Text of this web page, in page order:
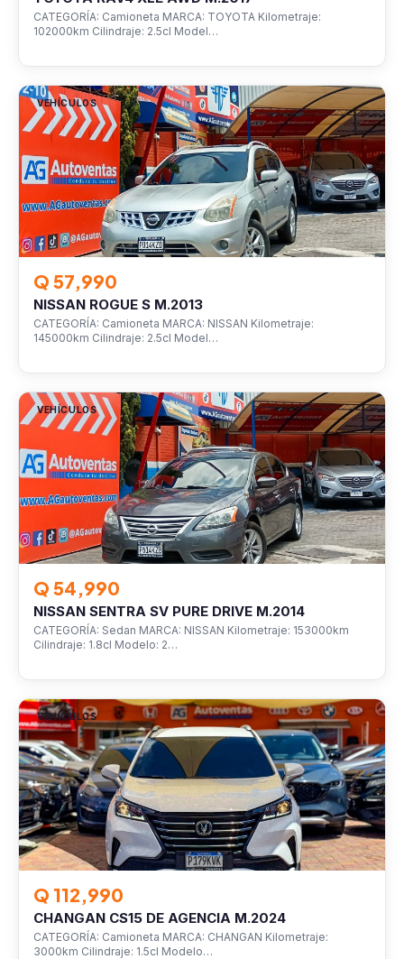
CATEGORÍA: Camioneta MARCA: TOYOTA Kilometraje:
102000km Cilindraje: 2.5cl Model…
VEHÍCULOS
Q 57,990
NISSAN ROGUE S M.2013
CATEGORÍA: Camioneta MARCA: NISSAN Kilometraje:
145000km Cilindraje: 2.5cl Model…
VEHÍCULOS
Q 54,990
NISSAN SENTRA SV PURE DRIVE M.2014
CATEGORÍA: Sedan MARCA: NISSAN Kilometraje: 153000km
Cilindraje: 1.8cl Modelo: 2…
VEHÍCULOS
Q 112,990
CHANGAN CS15 DE AGENCIA M.2024
CATEGORÍA: Camioneta MARCA: CHANGAN Kilometraje:
3000km Cilindraje: 1.5cl Modelo…